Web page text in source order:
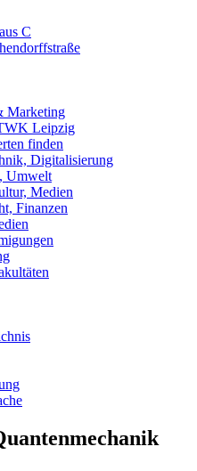
C
Marketing
Leipzig
finden
Digitalisierung
Umwelt
Medien
Finanzen